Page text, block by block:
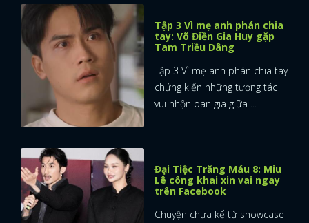
Tập 3 Vì mẹ anh phán chia
tay: Võ Điền Gia Huy gặp
Tam Triều Dâng
Tập 3 Vì mẹ anh phán chia tay
chứng kiến những tương tác
vui nhộn oan gia giữa ...
Đại Tiệc Trăng Máu 8: Miu
Lê công khai xin vai ngay
trên Facebook
Chuyện chưa kể từ showcase